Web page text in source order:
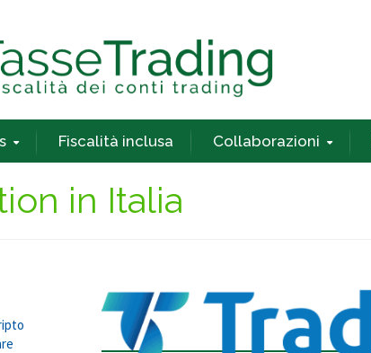
Fiscalità inclusa Collaborazioni
in Italia